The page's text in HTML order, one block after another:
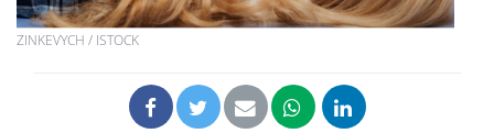
ZINKEVYCH / ISTOCK